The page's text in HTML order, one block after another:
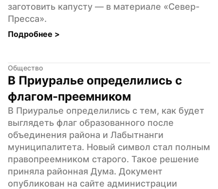
заготовить капусту — в материале «Север-
Пресса».
Подробнее >
Общество
В Приуралье определились с
флагом-преемником
В Приуралье определились с тем, как будет
выглядеть флаг образованного после
объединения района и Лабытнанги
муниципалитета. Новый символ стал полным
правопреемником старого. Такое решение
приняла районная Дума. Документ
опубликован на сайте администрации